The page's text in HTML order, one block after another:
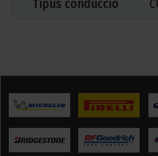
Tipus conducció